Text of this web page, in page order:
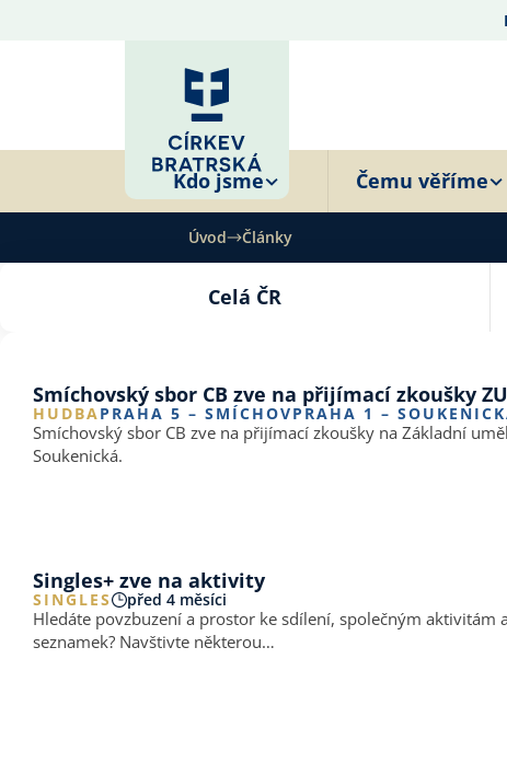
Kdo jsme Čemu věříme
Úvod Články
Celá ČR
Smíchovský sbor CB zve na přijímací zkoušky
HUDBAPRAHA 5 – SMÍCHOVPRAHA 1 –
Smíchovský sbor CB zve na přijímací zkoušky na Základní
Soukenická.
Singles+ zve na aktivity
SINGLES před 4 měsíci
Hledáte povzbuzení a prostor ke sdílení, společným aktivitám
seznamek? Navštivte některou…